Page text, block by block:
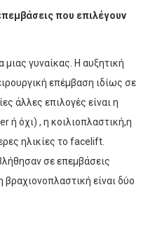
που επιλέγουν
γυναίκας. Η αυξητική
επέμβαση ιδίως σε
άλλες επιλογές είναι η
ή όχι) , η κοιλιοπλαστική,η
ηλικίες το facelift.
σε επεμβάσεις
είναι δύο